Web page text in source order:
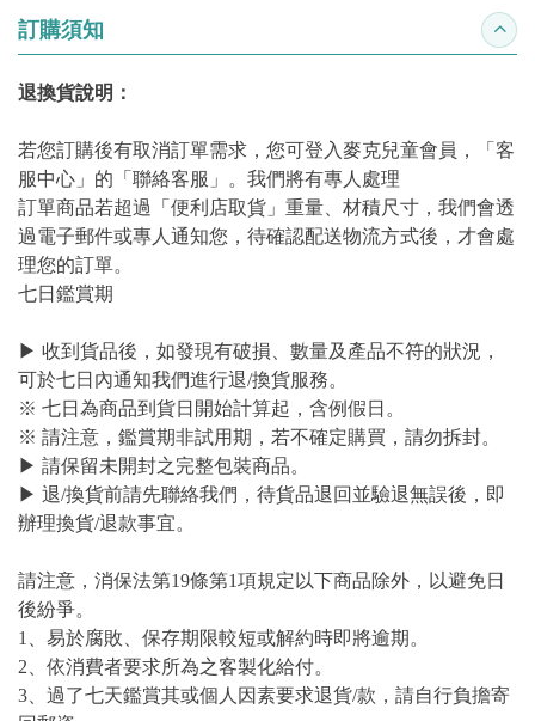
訂購須知 收合
退換貨說明：
若您訂購後有取消訂單需求，您可登入麥克兒童會員，「客
服中心」的「聯絡客服」。我們將有專人處理
訂單商品若超過「便利店取貨」重量、材積尺寸，我們會透
過電子郵件或專人通知您，待確認配送物流方式後，才會處
理您的訂單。
七日鑑賞期
▶ 收到貨品後，如發現有破損、數量及產品不符的狀況，
可於七日內通知我們進行退/換貨服務。
※ 七日為商品到貨日開始計算起，含例假日。
※ 請注意，鑑賞期非試用期，若不確定購買，請勿拆封。
▶ 請保留未開封之完整包裝商品。
▶ 退/換貨前請先聯絡我們，待貨品退回並驗退無誤後，即
辦理換貨/退款事宜。
請注意，消保法第19條第1項規定以下商品除外，以避免日
後紛爭。
1、易於腐敗、保存期限較短或解約時即將逾期。
2、依消費者要求所為之客製化給付。
3、過了七天鑑賞其或個人因素要求退貨/款，請自行負擔寄